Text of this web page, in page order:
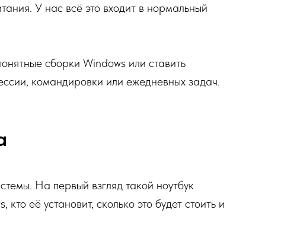
У нас всё это входит в нормальный
сборки Windows или ставить
командировки или ежедневных задач.
На первый взгляд такой ноутбук
её установит, сколько это будет стоить и